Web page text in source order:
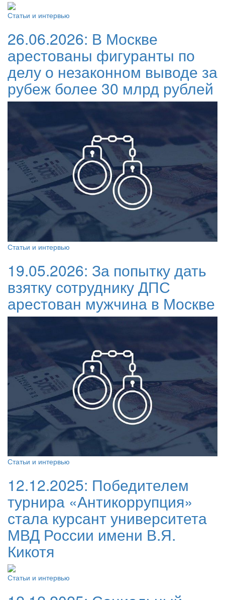
Статьи и интервью
26.06.2026: В Москве
арестованы фигуранты по
делу о незаконном выводе за
рубеж более 30 млрд рублей
Статьи и интервью
19.05.2026: За попытку дать
взятку сотруднику ДПС
арестован мужчина в Москве
Статьи и интервью
12.12.2025: Победителем
турнира «Антикоррупция»
стала курсант университета
МВД России имени В.Я.
Кикотя
Статьи и интервью